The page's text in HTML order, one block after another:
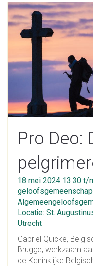
Pro Deo:
18 mei 2024 13:30 t/
geloofsgemeenschap:
Locatie: St.
Utrecht
Gabriel Quicke,
Brugge, werkzaam
de Koninklijke